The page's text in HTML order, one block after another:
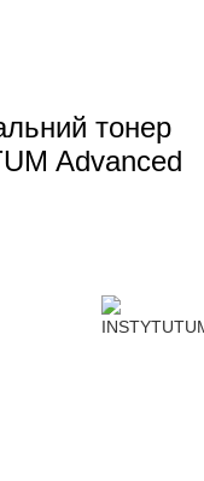
тонер
Advanced